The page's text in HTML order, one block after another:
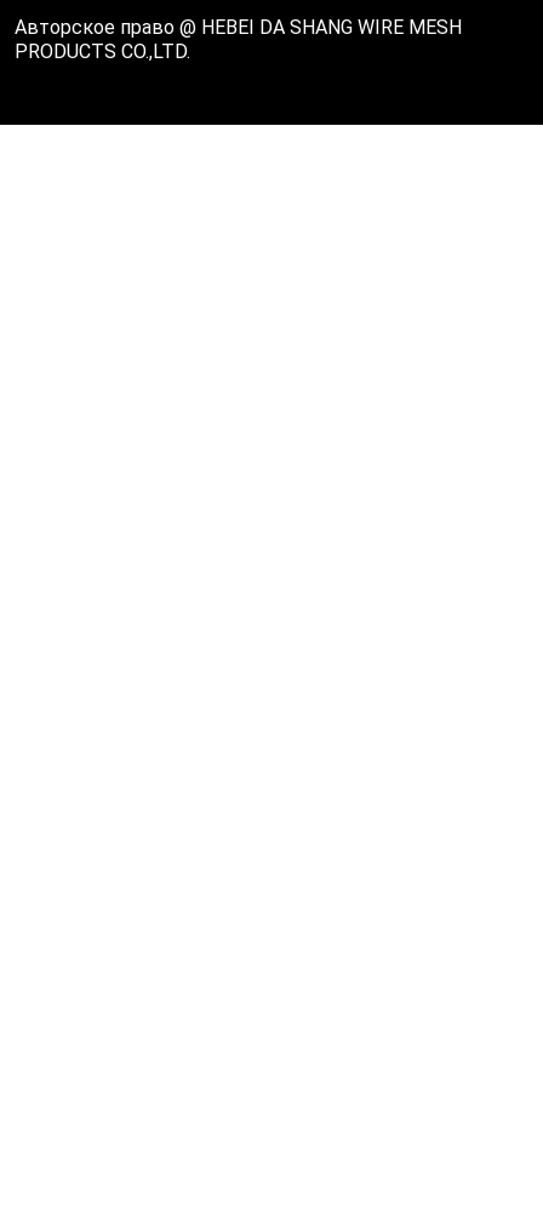
Авторское право @ HEBEI DA SHANG WIRE MESH
PRODUCTS CO.,LTD.